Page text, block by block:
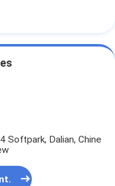
Softpark, Dalian, Chine